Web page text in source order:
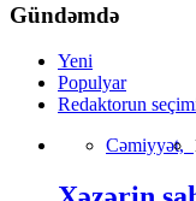
Gündəmdə
Yeni
Populyar
Redaktorun
Cəmiyyət,